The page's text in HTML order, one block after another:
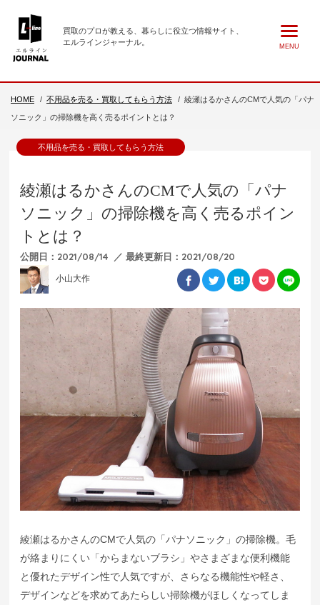
買取のプロが教える、 暮らしに役立つ情報サイト、
エルラインジャーナル。
HOME 不用品を売る・買取してもらう方法 綾瀬はるかさんのCMで人気の「パナ
ソニック」の掃除機を高く売るポイントとは？
綾瀬はるかさんのCMで人気の「パナ
ソニック」の掃除機を高く売るポイン
トとは？
公開日：2021/08/14 ／ 最終更新日：2021/08/20
小山大作
不用品を売る・買取してもらう方法
綾瀬はるかさんのCMで人気の「パナソニック」の掃除機。毛
が絡まりにくい「からまないブラシ」やさまざまな便利機能
と優れたデザイン性で人気ですが、さらなる機能性や軽さ、
デザインなどを求めてあたらしい掃除機がほしくなってしま
MENU